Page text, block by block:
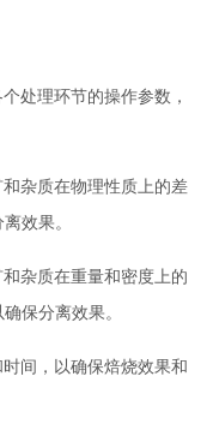
处理环节的操作参数，
杂质在物理性质上的差
效果。
杂质在重量和密度上的
保分离效果。
间，以确保焙烧效果和